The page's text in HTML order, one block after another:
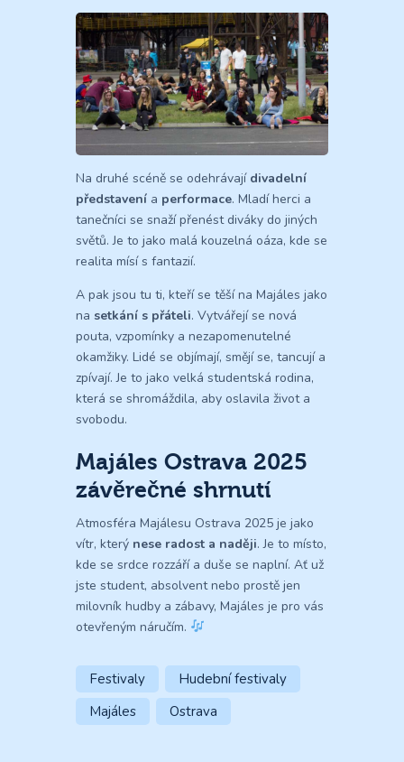
Na druhé scéně se odehrávají divadelní
představení a performace. Mladí herci a
tanečníci se snaží přenést diváky do jiných
světů. Je to jako malá kouzelná oáza, kde se
realita mísí s fantazií.
A pak jsou tu ti, kteří se těší na Majáles jako
na setkání s přáteli. Vytvářejí se nová
pouta, vzpomínky a nezapomenutelné
okamžiky. Lidé se objímají, smějí se, tancují a
zpívají. Je to jako velká studentská rodina,
která se shromáždila, aby oslavila život a
svobodu.
Majáles Ostrava 2025
závěrečné shrnutí
Atmosféra Majálesu Ostrava 2025 je jako
vítr, který nese radost a naději. Je to místo,
kde se srdce rozzáří a duše se naplní. Ať už
jste student, absolvent nebo prostě jen
milovník hudby a zábavy, Majáles je pro vás
otevřeným náručím.
Festivaly
Hudební festivaly
Majáles
Ostrava